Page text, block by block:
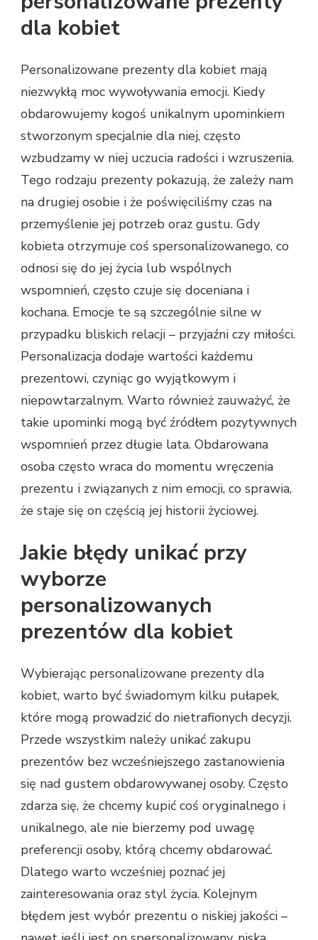
dla kobiet
Personalizowane prezenty dla kobiet mają
niezwykłą moc wywoływania emocji. Kiedy
obdarowujemy kogoś unikalnym upominkiem
stworzonym specjalnie dla niej, często
wzbudzamy w niej uczucia radości i wzruszenia.
Tego rodzaju prezenty pokazują, że zależy nam
na drugiej osobie i że poświęciliśmy czas na
przemyślenie jej potrzeb oraz gustu. Gdy
kobieta otrzymuje coś spersonalizowanego, co
odnosi się do jej życia lub wspólnych
wspomnień, często czuje się doceniana i
kochana. Emocje te są szczególnie silne w
przypadku bliskich relacji – przyjaźni czy miłości.
Personalizacja dodaje wartości każdemu
prezentowi, czyniąc go wyjątkowym i
niepowtarzalnym. Warto również zauważyć, że
takie upominki mogą być źródłem pozytywnych
wspomnień przez długie lata. Obdarowana
osoba często wraca do momentu wręczenia
prezentu i związanych z nim emocji, co sprawia,
że staje się on częścią jej historii życiowej.
Jakie błędy unikać przy
wyborze
personalizowanych
prezentów dla kobiet
Wybierając personalizowane prezenty dla
kobiet, warto być świadomym kilku pułapek,
które mogą prowadzić do nietrafionych decyzji.
Przede wszystkim należy unikać zakupu
prezentów bez wcześniejszego zastanowienia
się nad gustem obdarowywanej osoby. Często
zdarza się, że chcemy kupić coś oryginalnego i
unikalnego, ale nie bierzemy pod uwagę
preferencji osoby, którą chcemy obdarować.
Dlatego warto wcześniej poznać jej
zainteresowania oraz styl życia. Kolejnym
błędem jest wybór prezentu o niskiej jakości –